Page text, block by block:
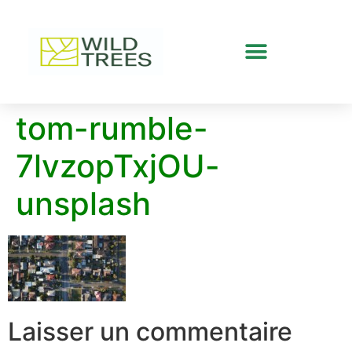
tom-rumble-
7lvzopTxjOU-
unsplash
Laisser un commentaire